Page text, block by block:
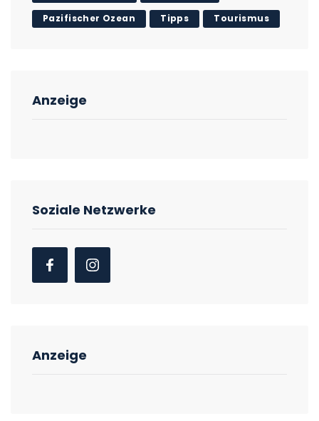
Pazifischer Ozean Tipps Tourismus
Anzeige
Soziale Netzwerke
Anzeige